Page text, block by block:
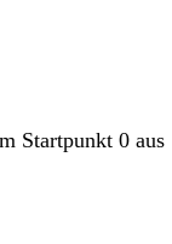
Startpunkt 0 aus